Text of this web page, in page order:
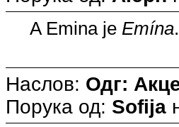
A Emina je Emína.
Наслов: Одг:
Порука од: Sofija